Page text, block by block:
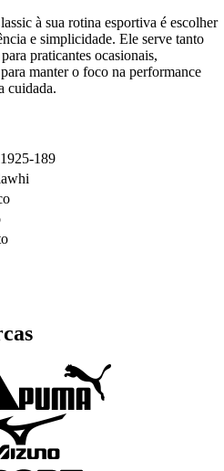
à sua rotina esportiva é escolher
e simplicidade. Ele serve tanto
praticantes ocasionais,
manter o foco na performance
cuidada.
189